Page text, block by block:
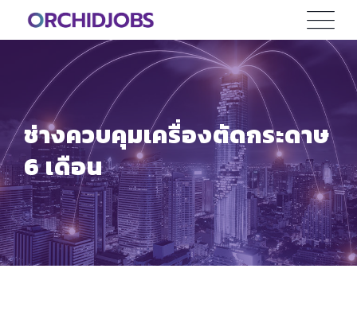
ช่างควบคุมเครื่องตัดกระดาษ
6 เดือน